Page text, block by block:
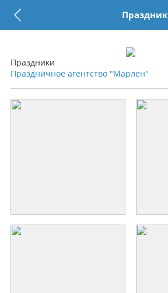
Праздники
Праздничное агентство "Марлен"